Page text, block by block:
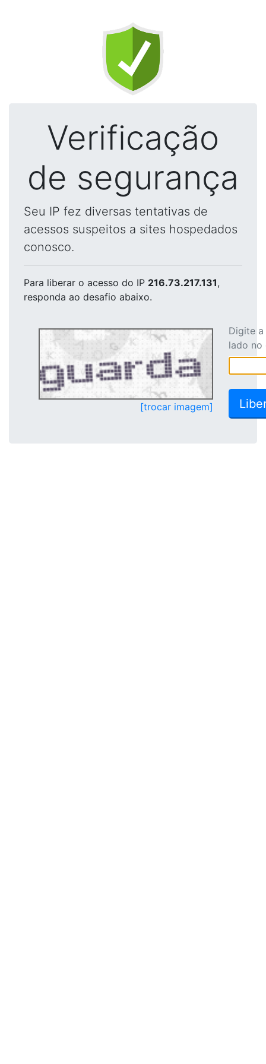
Verificação
de segurança
Seu IP fez diversas tentativas de
acessos suspeitos a sites hospedados
conosco.
Para liberar o acesso do IP 216.73.217.131,
responda ao desafio abaixo.
[trocar imagem]
Digite
lado no